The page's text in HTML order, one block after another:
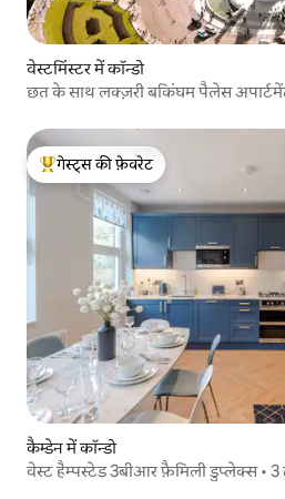
वेस्टमिंस्टर में कॉन्डो
छत के साथ लक्ज़री बकिंघम पैलेस
गेस्ट्स का टॉप फ़ेवरेट
गेस्ट्स की फ़ेवरेट
कैम्डेन में कॉन्डो
वेस्ट हैम्पस्टेड 3बीआर फ़ैमिली डुप्लेक्स •